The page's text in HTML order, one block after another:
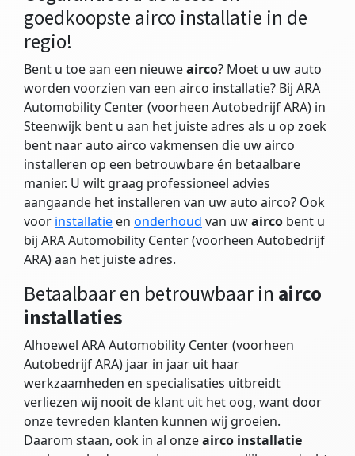
goedkoopste airco installatie in de
regio!
Bent u toe aan een nieuweairco? Moet u uw auto
worden voorzien van een airco installatie? Bij ARA
Automobility Center (voorheen Autobedrijf ARA) in
Steenwijk bent u aan het juiste adres als u op zoek
bent naar auto airco vakmensen die uw airco
installeren op een betrouwbare én betaalbare
manier. U wilt graag professioneel advies
aangaande het installeren van uw auto airco? Ook
voor installatieen onderhoud van uwairco bent u
bij ARA Automobility Center (voorheen Autobedrijf
ARA) aan het juiste adres.
Betaalbaar en betrouwbaar in airco
installaties
Alhoewel ARA Automobility Center (voorheen
Autobedrijf ARA) jaar in jaar uit haar
werkzaamheden en specialisaties uitbreidt
verliezen wij nooit de klant uit het oog, want door
onze tevreden klanten kunnen wij groeien.
Daarom staan, ook in al onzeairco installatie